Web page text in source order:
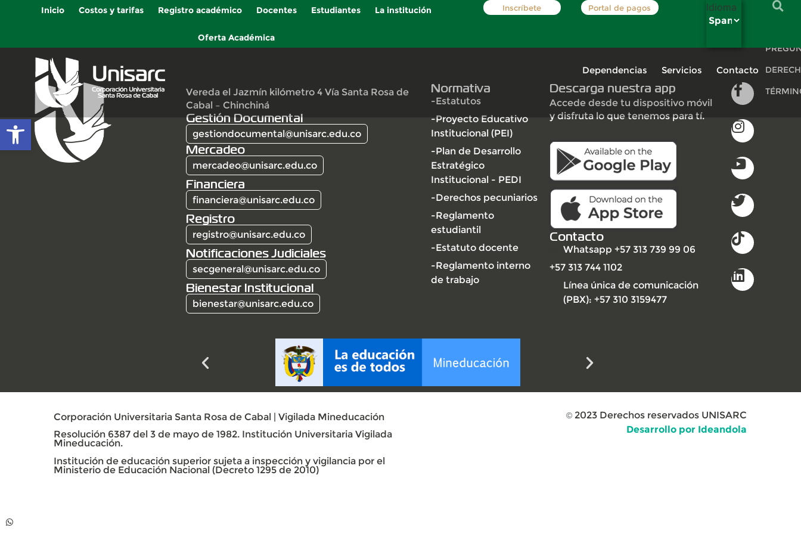
Abrir barra de herramientas
Inicio Costos y tarifas Registro académico Docentes Estudiantes La institución
Oferta Académica
Inscríbete Portal de pagos Idioma
Dependencias Servicios
Contacto
Vereda el Jazmín kilómetro 4 Vía Santa Rosa de
Cabal – Chinchiná
Gestión Documental
gestiondocumental@unisarc.edu.co
Mercadeo
mercadeo@unisarc.edu.co
Financiera
financiera@unisarc.edu.co
Registro
registro@unisarc.edu.co
Notificaciones Judiciales
secgeneral@unisarc.edu.co
Bienestar Institucional
bienestar@unisarc.edu.co
Normativa
-Estatutos
-Proyecto Educativo
Institucional (PEI)
-Plan de Desarrollo
Estratégico
Institucional - PEDI
-Derechos pecuniarios
-Reglamento
estudiantil
-Estatuto docente
-Reglamento interno
de trabajo
Descarga nuestra app
Accede desde tu dispositivo móvil
y disfruta lo que tenemos para tí.
Contacto
Whatsapp +57 313 739 99 06
+57 313 744 1102
Línea única de comunicación
(PBX): +57 310 3159477
Corporación Universitaria Santa Rosa de Cabal | Vigilada Mineducación
Resolución 6387 del 3 de mayo de 1982. Institución Universitaria Vigilada
Mineducación.
Institución de educación superior sujeta a inspección y vigilancia por el
Ministerio de Educación Nacional (Decreto 1295 de 2010)
© 2023 Derechos reservados UNISARC
Desarrollo por Ideandola